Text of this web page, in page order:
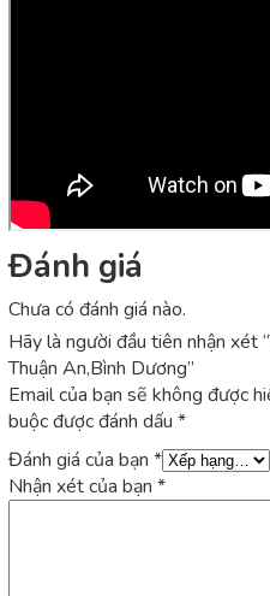
Đánh giá
Chưa có đánh giá nào.
Hãy là người đầu tiên nhận xét
Thuận An,Bình Dương”
Email của bạn sẽ không được
buộc được đánh dấu *
Đánh giá của bạn *
Nhận xét của bạn *